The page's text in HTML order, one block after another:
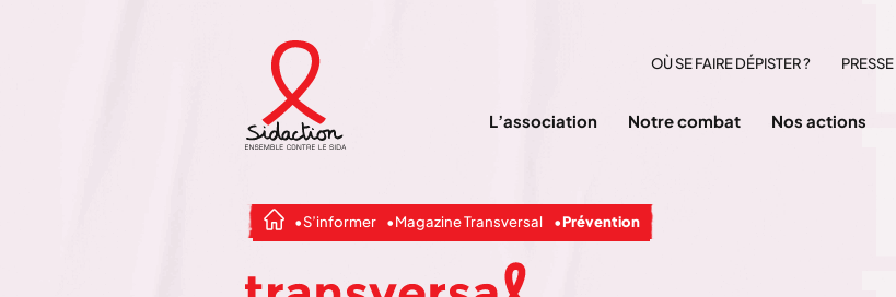
OÙ SE FAIRE DÉPISTER ? PRESSE
L’association Notre combat Nos actions
S’informer Magazine Transversal Prévention